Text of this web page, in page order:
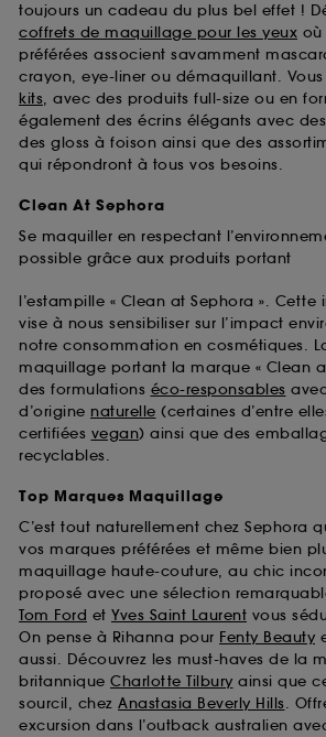
toujours un cadeau du plus bel effet !
coffrets de maquillage pour les yeux où
préférées associent savamment
crayon, eye-liner ou démaquillant. Vous
kits, avec des produits full-size ou en
également des écrins élégants avec des
des gloss à foison ainsi que des
qui répondront à tous vos besoins.
Clean At Sephora
Se maquiller en respectant
possible grâce aux produits portant
l’estampille « Clean at Sephora ». Cette
vise à nous sensibiliser sur l’impact
notre consommation en cosmétiques.
maquillage portant la marque « Clean
des formulations éco-responsables
d’origine naturelle (certaines d’entre
certifiées vegan) ainsi que des
recyclables.
Top Marques Maquillage
C’est tout naturellement chez Sephora
vos marques préférées et même bien
maquillage haute-couture, au chic
proposé avec une sélection
Tom Ford et Yves Saint Laurent vous
On pense à Rihanna pour Fenty Beauty
aussi. Découvrez les must-haves de la
britannique Charlotte Tilbury ainsi que
sourcil, chez Anastasia Beverly Hills.
excursion dans l’outback australien